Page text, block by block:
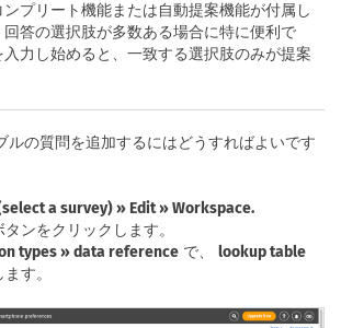
プリート機能または自動提案機能が付属し
答の選択肢が多数ある場合に特に便利で
力し始めると、一致する選択肢のみが提案
ルの質問を追加するにはどうすればよいです
a survey) » Edit » Workspace.
タンをクリックします。
types » data reference で、 lookup table
す。